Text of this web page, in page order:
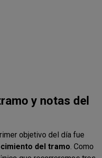
y notas del
objetivo del día fue
del tramo . Como